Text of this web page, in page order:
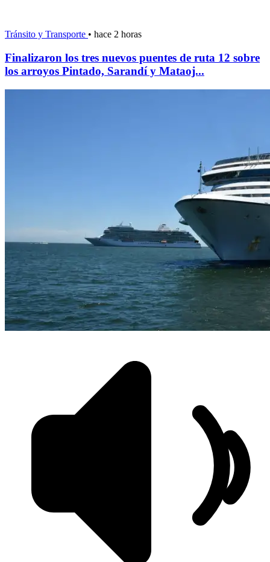
Tránsito y Transporte • hace 2 horas
Finalizaron los tres nuevos puentes de ruta 12 sobre
los arroyos Pintado, Sarandí y Mataoj...